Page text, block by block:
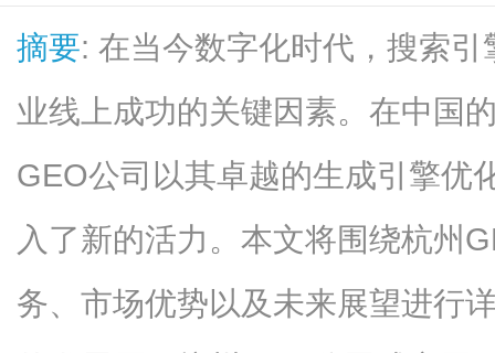
摘要: 在当今数字化时代，搜索
业线上成功的关键因素。在中国
GEO公司以其卓越的生成引擎优
入了新的活力。本文将围绕杭州
务、市场优势以及未来展望进行